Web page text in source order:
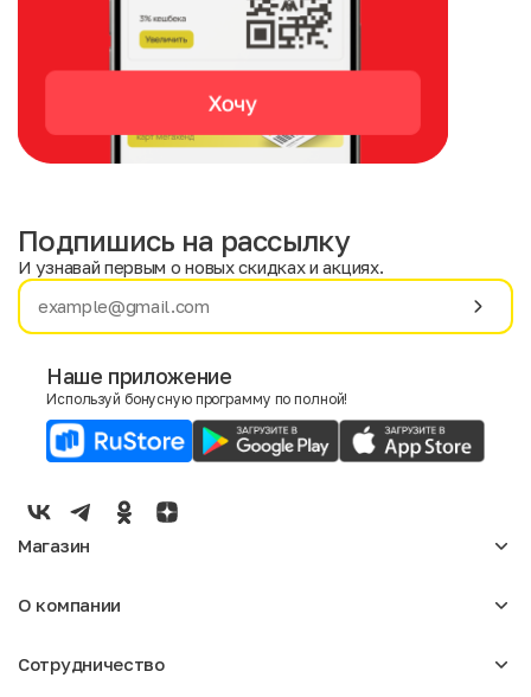
Имя
E-mail
Мужской
Женский
Подпишись на рассылку
И узнавай первым о новых скидках и акциях.
Наше приложение
Используй бонусную программу по полной!
Магазин
Мужское
О компании
Отзывы
Сотрудничество